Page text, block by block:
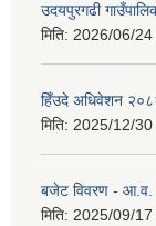
उदयपुरगढी
मिति: 2026/06/24
हिँउदे अधिवेशन
मिति: 2025/12/30
बजेट विवरण -
मिति: 2025/09/